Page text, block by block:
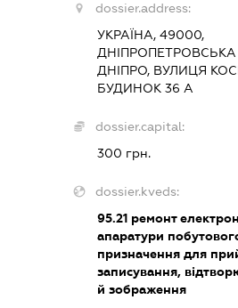
dossier.address:
УКРАЇНА, 49000,
ДНІПРОПЕТРОВСЬКА
ДНІПРО, ВУЛИЦЯ
БУДИНОК 36 А
dossier.capital:
300 грн.
dossier.kveds:
95.21ремонт
апаратури
призначення для
записування,
й зображення